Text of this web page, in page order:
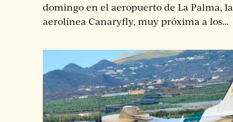
domingo en el aeropuerto de La Palma, la
aerolínea Canaryfly, muy próxima a los…